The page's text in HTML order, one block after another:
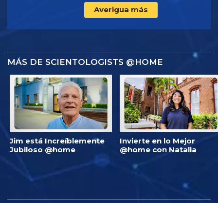
Averigua más
MÁS DE SCIENTOLOGISTS @HOME
Jim está Increíblemente
Jubiloso @home
Invierte en lo Mejor
@home con Natalia